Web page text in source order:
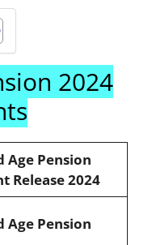
2024
Age Pension
Release 2024
Age Pension